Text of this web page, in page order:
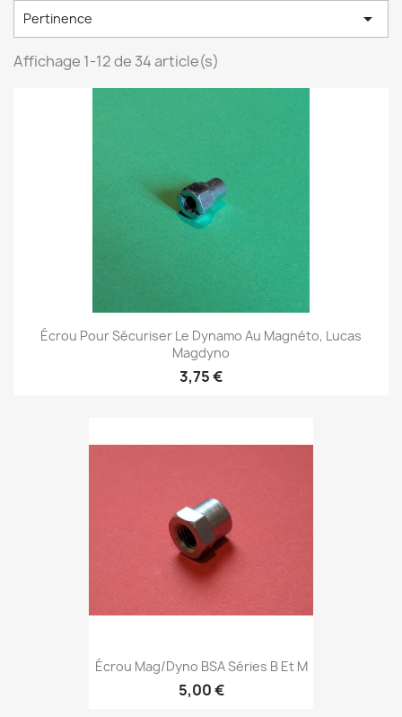
Pertinence

Affichage 1-12 de 34 article(s)
Écrou Pour Sécuriser Le Dynamo Au Magnéto, Lucas
Magdyno
3,75 €
Écrou Mag/Dyno BSA Séries B Et M
5,00 €